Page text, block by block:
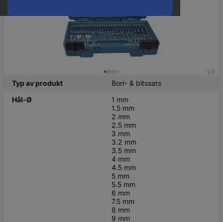
1/4
Typ av produkt
Borr- & bitssats
Hål-Ø
1 mm
1.5 mm
2 mm
2.5 mm
3 mm
3.2 mm
3.5 mm
4 mm
4.5 mm
5 mm
5.5 mm
6 mm
7.5 mm
8 mm
9 mm